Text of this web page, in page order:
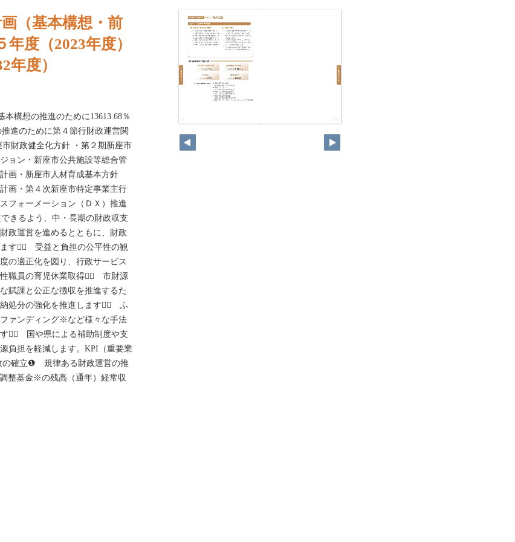
（基本構想・前
度（2023年度）
年度）
本構想の推進のために13613.68％
進のために第４節行財政運営関
財政健全化方針 ・第２期新座市
ョン・新座市公共施設等総合管
画・新座市人材育成基本方針
画・第４次新座市特定事業主行
フォーメーション（ＤＸ）推進
きるよう、中・長期の財政収支
政運営を進めるとともに、財政
す。⃝ 受益と負担の公平性の観
の適正化を図り、行政サービス
職員の育児休業取得率⃝ 市財源
賦課と公正な徴収を推進するた
処分の強化を推進します。⃝ ふ
ァンディング※など様々な手法
。⃝ 国や県による補助制度や支
負担を軽減します。KPI（重要業
確立❶ 規律ある財政運営の推
整基金※の残高（通年）経常収